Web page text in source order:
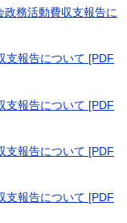
務活動費収支報告に
報告について [PDF
報告について [PDF
報告について [PDF
報告について [PDF